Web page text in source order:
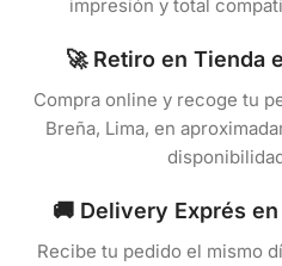
impresión y total
🚀 Retiro en Tienda
Compra online y recoge tu
Breña, Lima, en
🚚 Delivery Exprés
Recibe tu pedido el mismo